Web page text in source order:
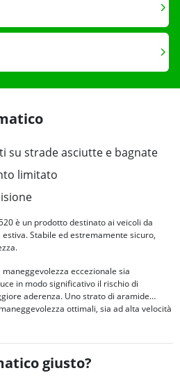
su strade asciutte e bagnate
limitato
è un prodotto destinato ai veicoli da
Stabile ed estremamente sicuro,
maneggevolezza eccezionale sia
in modo significativo il rischio di
aderenza. Uno strato di aramide
ottimali, sia ad alta velocità
Inoltre, questo modello offre una frenata
è caratterizzato da un rumore di
il che accentua il comfort di guida. Offre
sportivo per uso quotidiano. Il consumo di
della resistenza al rotolamento.
giusto?